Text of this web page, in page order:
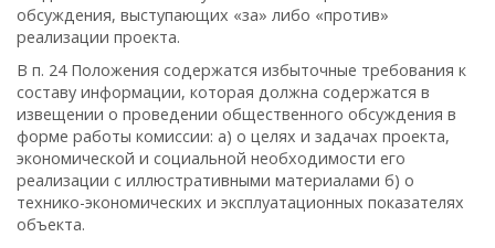
обсуждения, выступающих «за» либо «против»
реализации проекта.
В п. 24 Положения содержатся избыточные требования к
составу информации, которая должна содержатся в
извещении о проведении общественного обсуждения в
форме работы комиссии: а) о целях и задачах проекта,
экономической и социальной необходимости его
реализации с иллюстративными материалами б) о
технико-экономических и эксплуатационных показателях
объекта.